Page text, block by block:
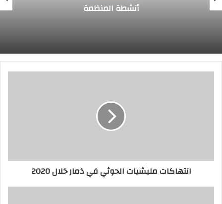
أنشطة المنظمة
انتهاكات مليشيات الحوثي في ذمار خلال 2020